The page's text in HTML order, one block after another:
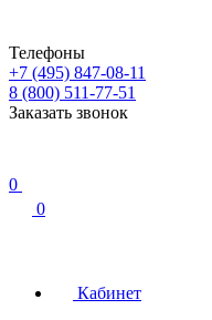
Телефоны
+7 (495) 847-08-11
8 (800) 511-77-51
Заказать звонок
0
0
Кабинет